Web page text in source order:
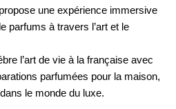
une expérience immersive
parfums à travers l’art et le
l’art de vie à la française avec
parfumées pour la maison,
le monde du luxe.